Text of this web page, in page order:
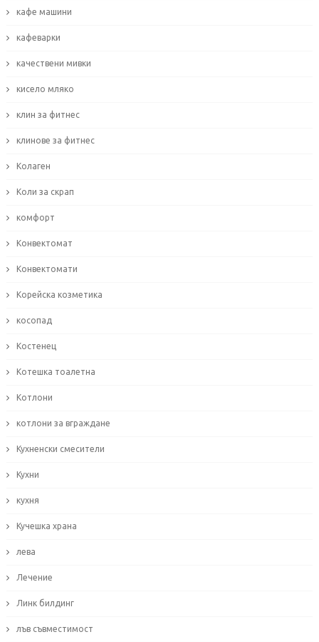
кафе машини
кафеварки
качествени мивки
кисело мляко
клин за фитнес
клинове за фитнес
Колаген
Коли за скрап
комфорт
Конвектомат
Конвектомати
Корейска козметика
косопад
Костенец
Котешка тоалетна
Котлони
котлони за вграждане
Кухненски смесители
Кухни
кухня
Кучешка храна
лева
Лечение
Линк билдинг
лъв съвместимост